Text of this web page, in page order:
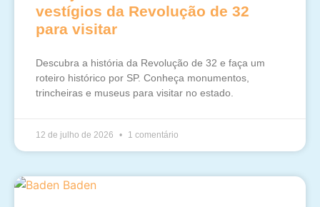
vestígios da Revolução de 32
para visitar
Descubra a história da Revolução de 32 e faça um
roteiro histórico por SP. Conheça monumentos,
trincheiras e museus para visitar no estado.
12 de julho de 2026 1 comentário